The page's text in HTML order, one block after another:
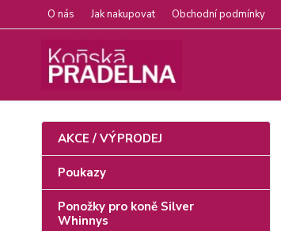
O nás Jak nakupovat Obchodní podmínky
AKCE / VÝPRODEJ
Poukazy
Ponožky pro koně Silver
Whinnys